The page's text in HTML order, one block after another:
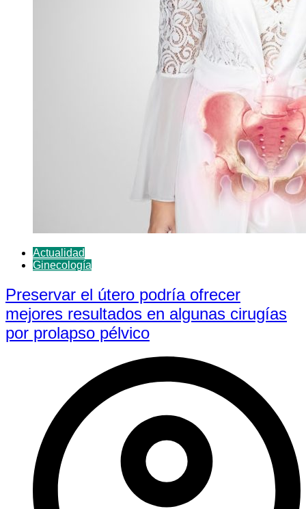
Actualidad
Ginecología
Preservar el útero podría ofrecer
mejores resultados en algunas cirugías
por prolapso pélvico